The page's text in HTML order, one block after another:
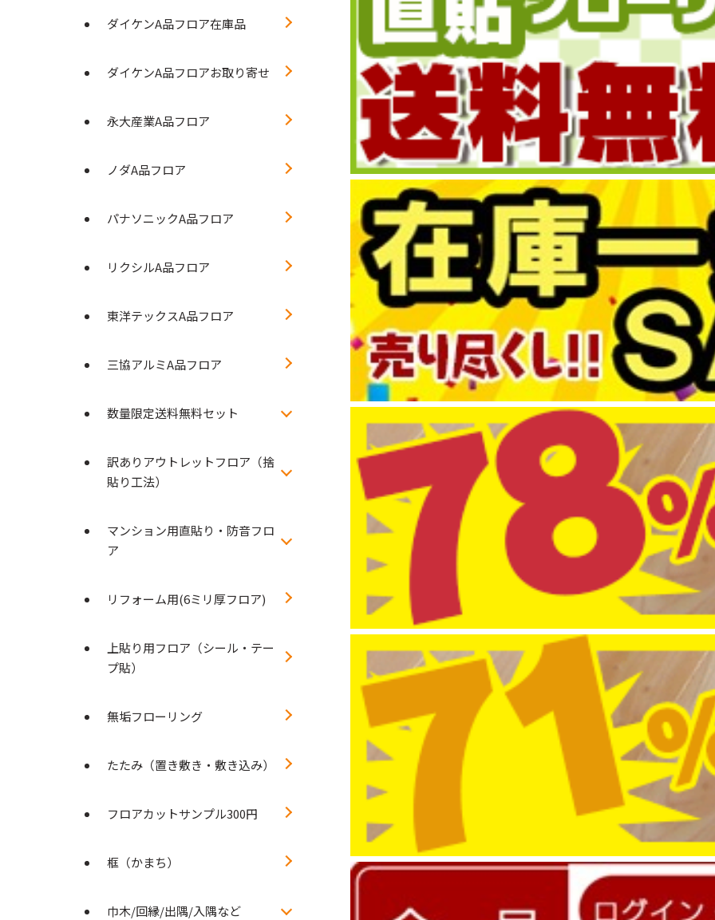
ダイケンA品フロア在庫品
ダイケンA品フロアお取り寄せ
永大産業A品フロア
ノダA品フロア
パナソニックA品フロア
リクシルA品フロア
東洋テックスA品フロア
三協アルミA品フロア
数量限定送料無料セット
訳ありアウトレットフロア（捨
貼り工法）
マンション用直貼り・防音フロ
ア
リフォーム用(6ミリ厚フロア)
上貼り用フロア（シール・テー
プ貼）
無垢フローリング
たたみ（置き敷き・敷き込み）
フロアカットサンプル300円
框（かまち）
巾木/回縁/出隅/入隅など